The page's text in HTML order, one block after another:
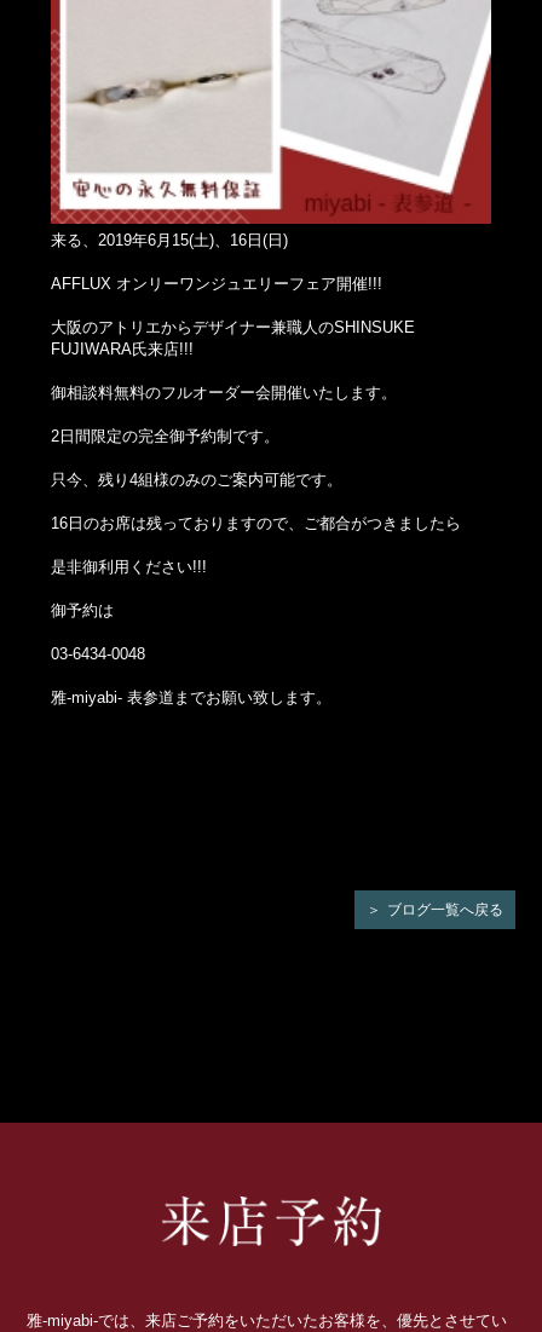
来る、2019年6月15(土)、16日(日)
AFFLUX オンリーワンジュエリーフェア開催!!!
大阪のアトリエからデザイナー兼職人のSHINSUKE
FUJIWARA氏来店!!!
御相談料無料のフルオーダー会開催いたします。
2日間限定の完全御予約制です。
只今、残り4組様のみのご案内可能です。
16日のお席は残っておりますので、ご都合がつきましたら
是非御利用ください!!!
御予約は
03-6434-0048
雅-miyabi- 表参道までお願い致します。
ブログ一覧へ戻る
雅-miyabi-では、来店ご予約をいただいたお客様を、優先とさせてい